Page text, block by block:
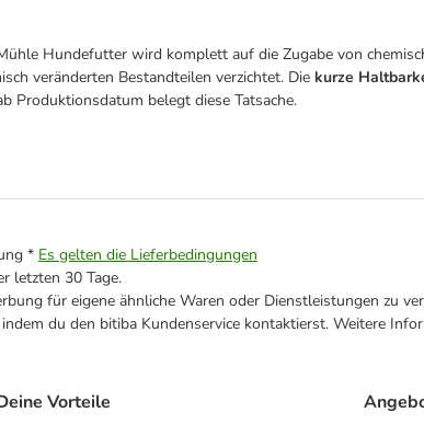
Hundefutter wird komplett auf die Zugabe von
veränderten Bestandteilen verzichtet. Die kurze
Produktionsdatum belegt diese Tatsache.
* Es gelten die Lieferbedingungen
letzten 30 Tage.
für eigene ähnliche Waren oder Dienstleistungen zu
du den bitiba Kundenservice kontaktierst. Weitere
Vorteile